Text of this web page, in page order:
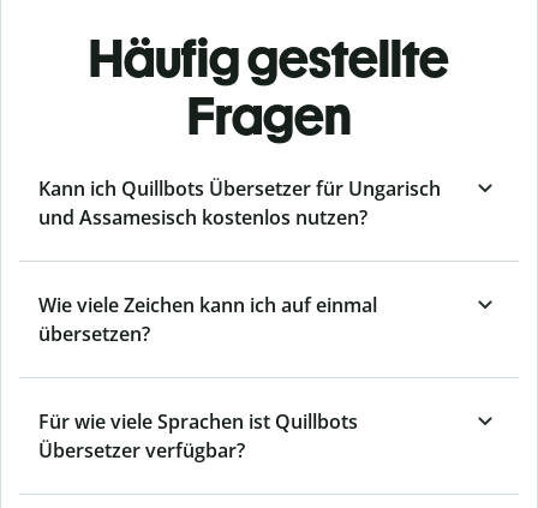
Häufig gestellte
Fragen
Kann ich Quillbots Übersetzer für Ungarisch
und Assamesisch kostenlos nutzen?
Wie viele Zeichen kann ich auf einmal
übersetzen?
Für wie viele Sprachen ist Quillbots
Übersetzer verfügbar?